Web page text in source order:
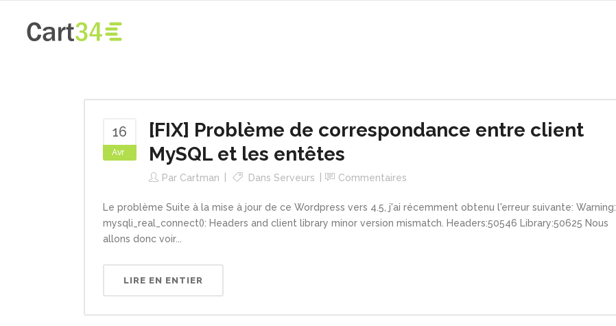
16
Avr
[FIX] Problème de correspondance entre client
MySQL et les entêtes
Par Cartman Dans Serveurs Commentaires
Le problème Suite à la mise à jour de ce Wordpress vers 4.5, j'ai récemment obtenu l'erreur suivante: Warning:
mysqli_real_connect(): Headers and client library minor version mismatch. Headers:50546 Library:50625 Nous
allons donc voir...
LIRE EN ENTIER